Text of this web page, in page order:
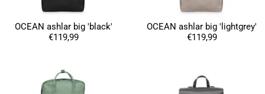
4,8Évaluation
Utile Vannes, FR, 28/11/2025
OCEAN ashlar big 'black'
€119,99
OCEAN ashlar big 'lightgrey'
€119,99